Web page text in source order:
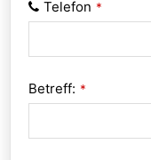
Telefon *
Betreff: *